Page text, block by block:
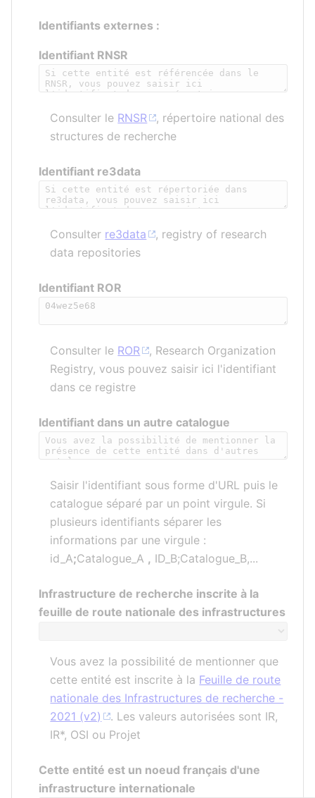
Identifiants externes :
Identifiant RNSR
Consulter le RNSR
, répertoire national des
structures de recherche
Identifiant re3data
Consulter re3data
, registry of research
data repositories
Identifiant ROR
Consulter le ROR
, Research Organization
Registry, vous pouvez saisir ici l'identifiant
dans ce registre
Identifiant dans un autre catalogue
Saisir l'identifiant sous forme d'URL puis le
catalogue séparé par un point virgule. Si
plusieurs identifiants séparer les
informations par une virgule :
id_A;Catalogue_A , ID_B;Catalogue_B,...
Infrastructure de recherche inscrite à la
feuille de route nationale des infrastructures
Vous avez la possibilité de mentionner que
cette entité est inscrite à la Feuille de route
nationale des Infrastructures de recherche -
2021 (v2)
. Les valeurs autorisées sont IR,
IR*, OSI ou Projet
Cette entité est un noeud français d'une
infrastructure internationale